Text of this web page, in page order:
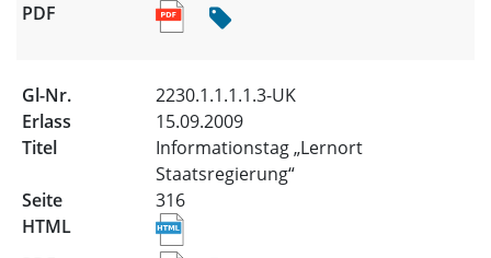
2230.1.1.1.1.3-UK
15.09.2009
Informationstag „Lernort
Staatsregierung“
316